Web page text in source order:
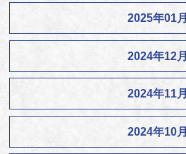
2025年01月
2024年12月
2024年11月
2024年10月